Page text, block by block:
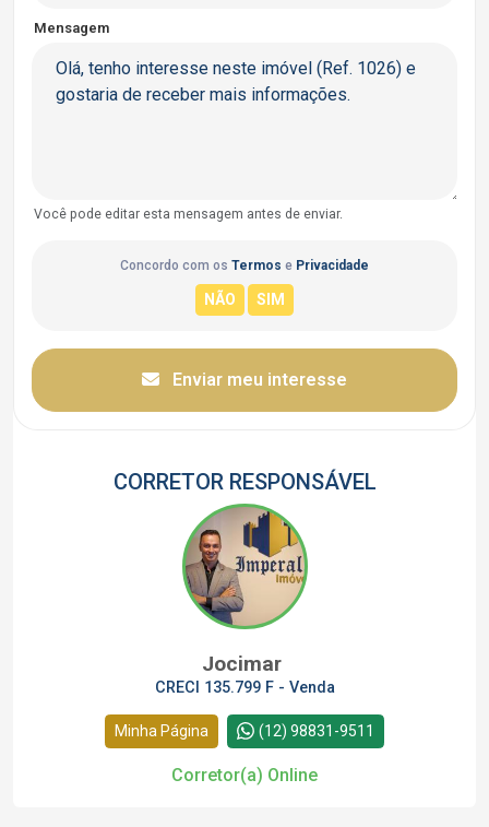
Mensagem
Você pode editar esta mensagem antes de enviar.
Concordo com os Termos e Privacidade
Enviar meu interesse
CORRETOR RESPONSÁVEL
Jocimar
CRECI 135.799 F - Venda
Minha Página (12) 98831-9511
Corretor(a) Online